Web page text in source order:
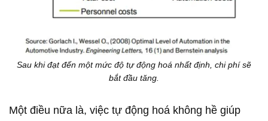
Sau khi đạt đến một mức độ tự động hoá nhất định, chi phí sẽ
bắt đầu tăng.
Một điều nữa là, việc tự động hoá không hề giúp